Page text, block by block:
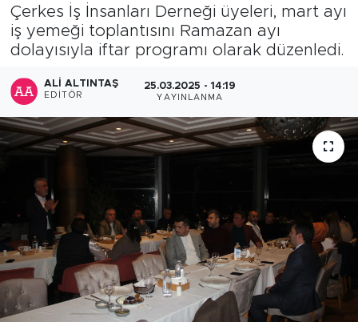
Çerkes İş İnsanları Derneği üyeleri, mart ayı
iş yemeği toplantısını Ramazan ayı
dolayısıyla iftar programı olarak düzenledi.
ALI ALTINTAŞ
EDITÖR
25.03.2025 - 14:19
YAYINLANMA